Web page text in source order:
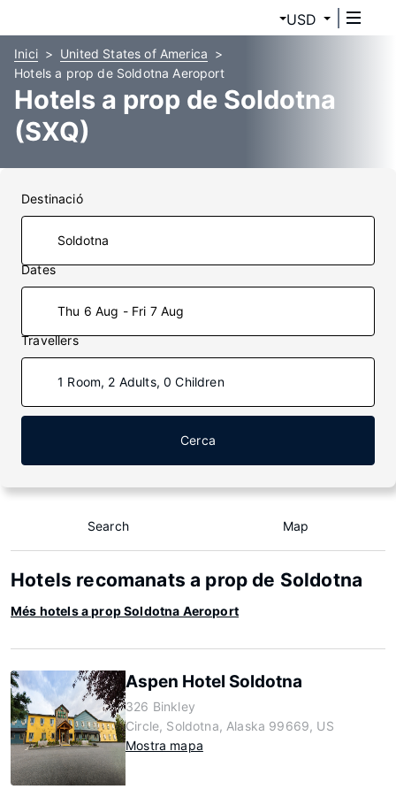
USD
Inici
United States of America
Hotels a prop de Soldotna Aeroport
Hotels a prop de Soldotna
(SXQ)
Destinació
Dates
Thu 6 Aug - Fri 7 Aug
Travellers
1 Room, 2 Adults, 0 Children
Cerca
Search Map
Hotels recomanats a prop de Soldotna
Més hotels a prop Soldotna Aeroport
Aspen Hotel Soldotna
326 Binkley
Circle, Soldotna, Alaska 99669, US
Mostra mapa